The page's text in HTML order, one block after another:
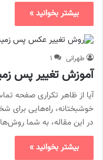
بیشتر بخوانید »
طهرانی ۱
آموزش تغییر پس
آیا از ظاهر تکراری صفحه
خوشبختانه، راه‌هایی برای
در این مقاله، به شما
بیشتر بخوانید »